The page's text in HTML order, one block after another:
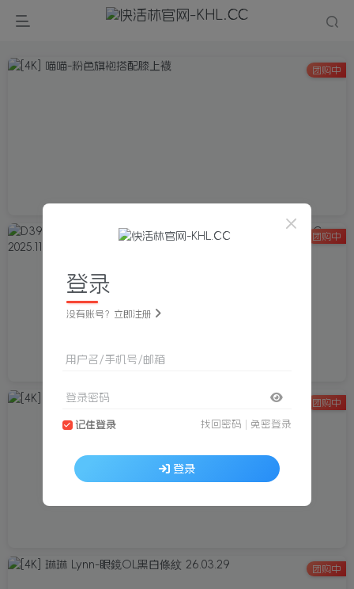
团购中
团购中
团购中
团购中
登录
没有账号？立即注册
用户名/手机号/邮箱
登录密码
记住登录 找回密码 免密登录
登录